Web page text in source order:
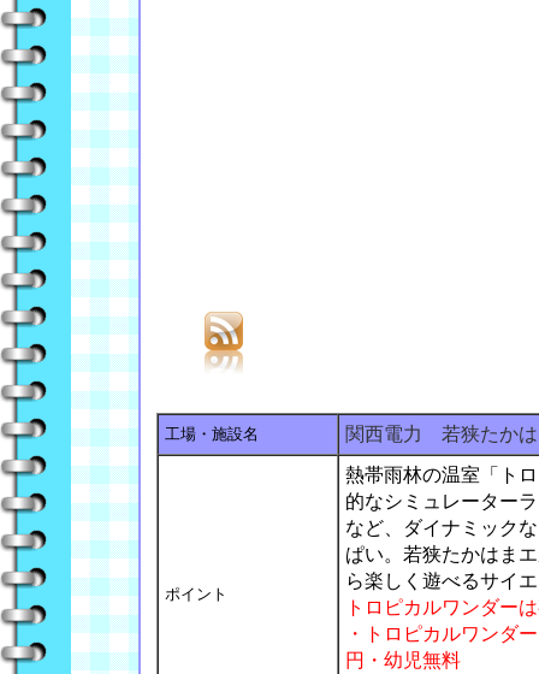
工場・施設名 関西電力 若狭たかは
ポイント
熱帯雨林の温室「ト
的なシミュレーター
など、ダイナミック
ぱい。若狭たかはま
ら楽しく遊べるサイ
トロピカルワンダー
・トロピカルワンダ
円・幼児無料